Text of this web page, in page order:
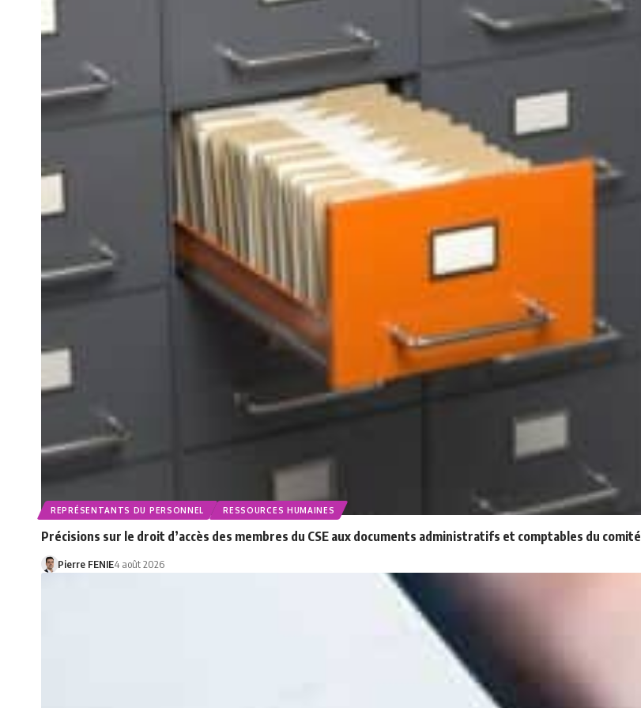
REPRÉSENTANTS DU PERSONNEL RESSOURCES HUMAINES
Précisions sur le droit d’accès des membres du CSE aux documents administratifs et comptables du comité
Pierre FENIE4 août 2026